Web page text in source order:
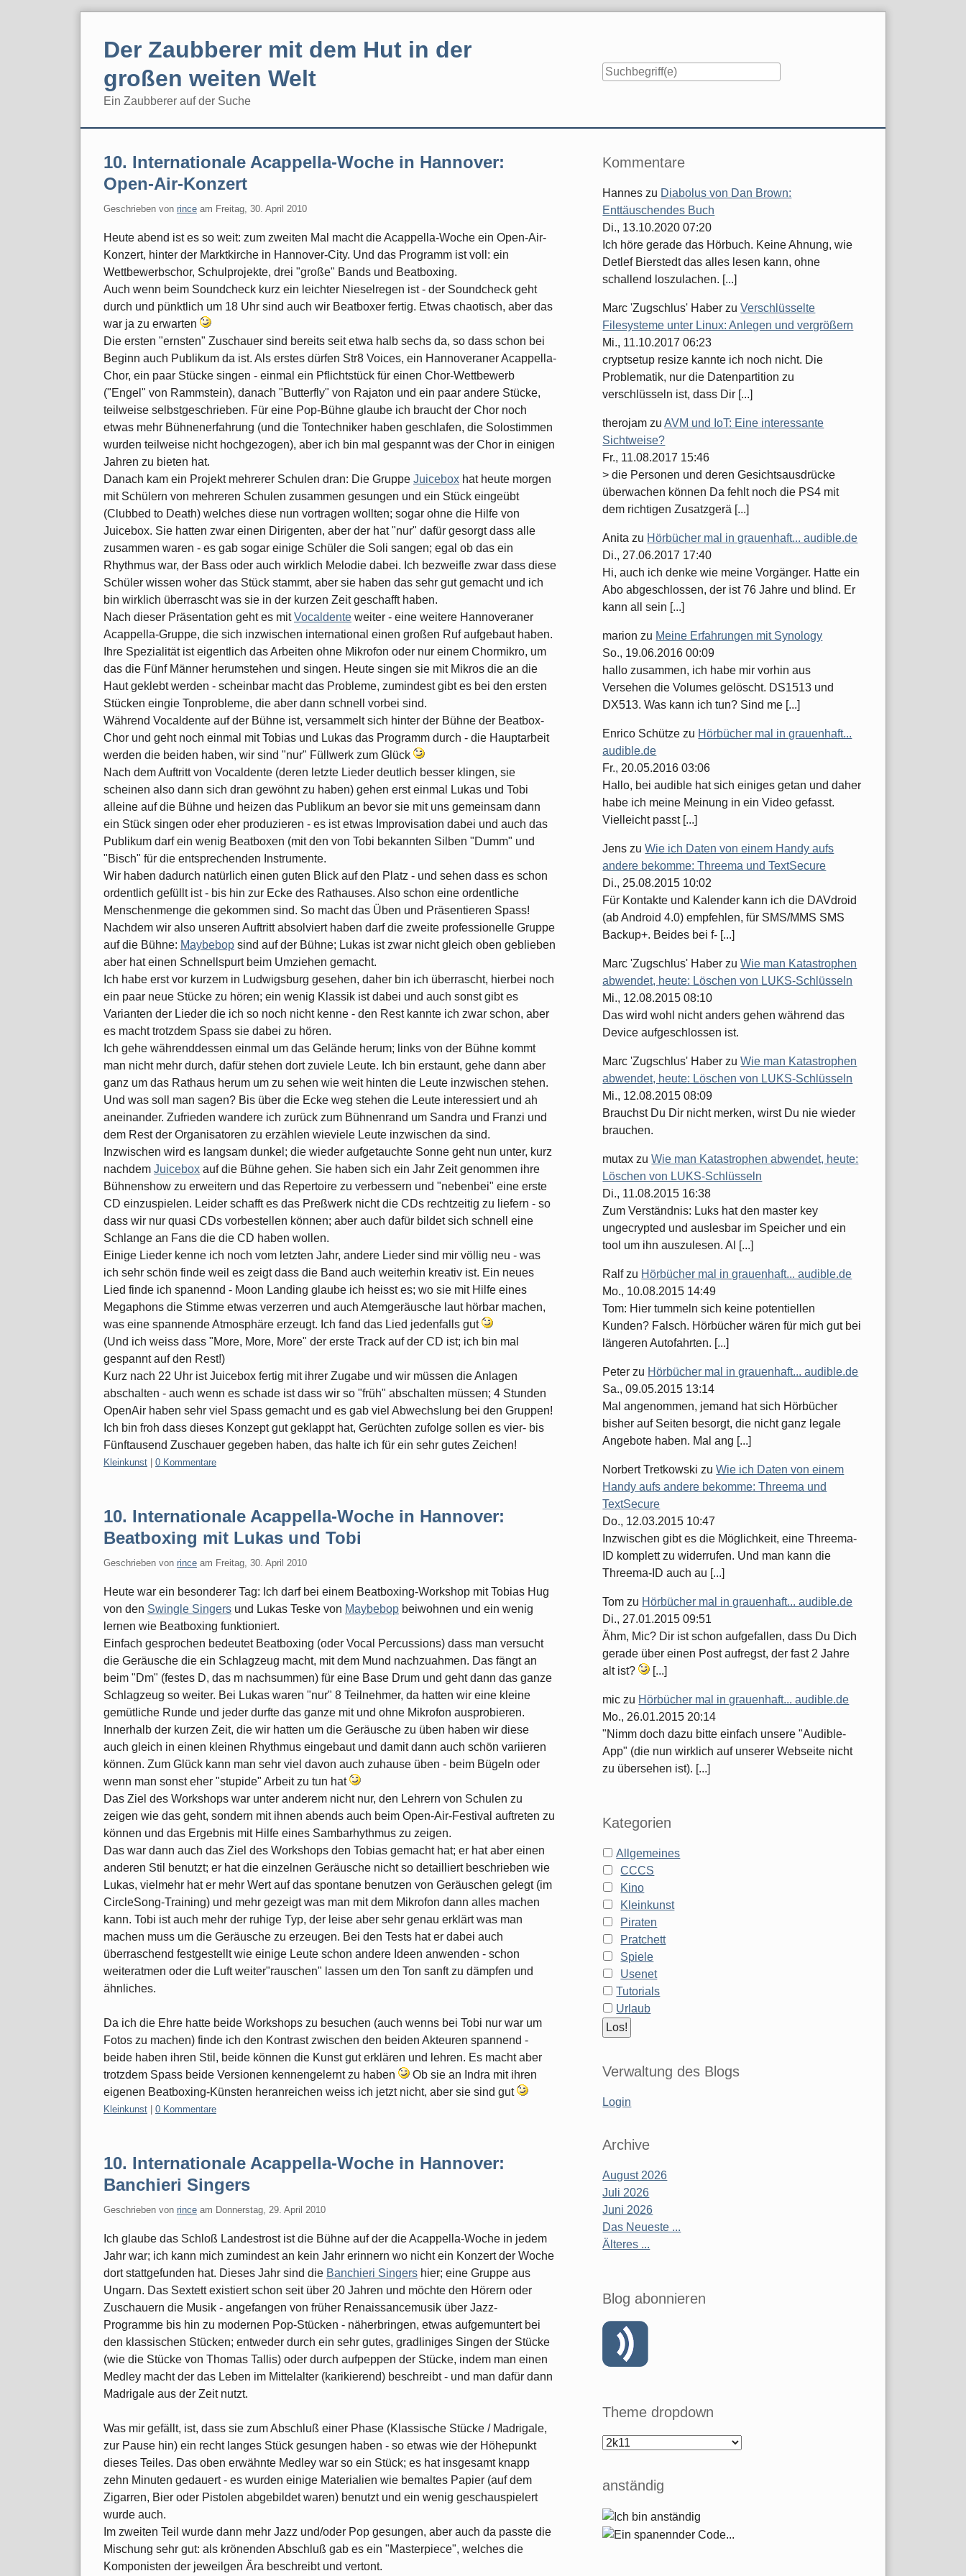
Der Zaubberer mit dem Hut in der
großen weiten Welt
Ein Zaubberer auf der Suche
10. Internationale Acappella-Woche in Hannover:
Open-Air-Konzert
Geschrieben von rince am Freitag, 30. April 2010
Heute abend ist es so weit: zum zweiten Mal macht die Acappella-Woche ein Open-Air-
Konzert, hinter der Marktkirche in Hannover-City. Und das Programm ist voll: ein
Wettbewerbschor, Schulprojekte, drei "große" Bands und Beatboxing.
Auch wenn beim Soundcheck kurz ein leichter Nieselregen ist - der Soundcheck geht
durch und pünktlich um 18 Uhr sind auch wir Beatboxer fertig. Etwas chaotisch, aber das
war ja zu erwarten
Die ersten "ernsten" Zuschauer sind bereits seit etwa halb sechs da, so dass schon bei
Beginn auch Publikum da ist. Als erstes dürfen Str8 Voices, ein Hannoveraner Acappella-
Chor, ein paar Stücke singen - einmal ein Pflichtstück für einen Chor-Wettbewerb
("Engel" von Rammstein), danach "Butterfly" von Rajaton und ein paar andere Stücke,
teilweise selbstgeschrieben. Für eine Pop-Bühne glaube ich braucht der Chor noch
etwas mehr Bühnenerfahrung (und die Tontechniker haben geschlafen, die Solostimmen
wurden teilweise nicht hochgezogen), aber ich bin mal gespannt was der Chor in einigen
Jahren zu bieten hat.
Danach kam ein Projekt mehrerer Schulen dran: Die Gruppe Juicebox hat heute morgen
mit Schülern von mehreren Schulen zusammen gesungen und ein Stück eingeübt
(Clubbed to Death) welches diese nun vortragen wollten; sogar ohne die Hilfe von
Juicebox. Sie hatten zwar einen Dirigenten, aber der hat "nur" dafür gesorgt dass alle
zusammen waren - es gab sogar einige Schüler die Soli sangen; egal ob das ein
Rhythmus war, der Bass oder auch wirklich Melodie dabei. Ich bezweifle zwar dass diese
Schüler wissen woher das Stück stammt, aber sie haben das sehr gut gemacht und ich
bin wirklich überrascht was sie in der kurzen Zeit geschafft haben.
Nach dieser Präsentation geht es mitVocaldente weiter - eine weitere Hannoveraner
Acappella-Gruppe, die sich inzwischen international einen großen Ruf aufgebaut haben.
Ihre Spezialität ist eigentlich das Arbeiten ohne Mikrofon oder nur einem Chormikro, um
das die Fünf Männer herumstehen und singen. Heute singen sie mit Mikros die an die
Haut geklebt werden - scheinbar macht das Probleme, zumindest gibt es bei den ersten
Stücken eingie Tonprobleme, die aber dann schnell vorbei sind.
Während Vocaldente auf der Bühne ist, versammelt sich hinter der Bühne der Beatbox-
Chor und geht noch einmal mit Tobias und Lukas das Programm durch - die Hauptarbeit
werden die beiden haben, wir sind "nur" Füllwerk zum Glück
Nach dem Auftritt von Vocaldente (deren letzte Lieder deutlich besser klingen, sie
scheinen also dann sich dran gewöhnt zu haben) gehen erst einmal Lukas und Tobi
alleine auf die Bühne und heizen das Publikum an bevor sie mit uns gemeinsam dann
ein Stück singen oder eher produzieren - es ist etwas Improvisation dabei und auch das
Publikum darf ein wenig Beatboxen (mit den von Tobi bekannten Silben "Dumm" und
"Bisch" für die entsprechenden Instrumente.
Wir haben dadurch natürlich einen guten Blick auf den Platz - und sehen dass es schon
ordentlich gefüllt ist - bis hin zur Ecke des Rathauses. Also schon eine ordentliche
Menschenmenge die gekommen sind. So macht das Üben und Präsentieren Spass!
Nachdem wir also unseren Auftritt absolviert haben darf die zweite professionelle Gruppe
auf die Bühne: Maybebop sind auf der Bühne; Lukas ist zwar nicht gleich oben geblieben
aber hat einen Schnellspurt beim Umziehen gemacht.
Ich habe erst vor kurzem in Ludwigsburg gesehen, daher bin ich überrascht, hierbei noch
ein paar neue Stücke zu hören; ein wenig Klassik ist dabei und auch sonst gibt es
Varianten der Lieder die ich so noch nicht kenne - den Rest kannte ich zwar schon, aber
es macht trotzdem Spass sie dabei zu hören.
Ich gehe währenddessen einmal um das Gelände herum; links von der Bühne kommt
man nicht mehr durch, dafür stehen dort zuviele Leute. Ich bin erstaunt, gehe dann aber
ganz um das Rathaus herum um zu sehen wie weit hinten die Leute inzwischen stehen.
Und was soll man sagen? Bis über die Ecke weg stehen die Leute interessiert und ah
aneinander. Zufrieden wandere ich zurück zum Bühnenrand um Sandra und Franzi und
dem Rest der Organisatoren zu erzählen wieviele Leute inzwischen da sind.
Inzwischen wird es langsam dunkel; die wieder aufgetauchte Sonne geht nun unter, kurz
nachdem Juicebox auf die Bühne gehen. Sie haben sich ein Jahr Zeit genommen ihre
Bühnenshow zu erweitern und das Repertoire zu verbessern und "nebenbei" eine erste
CD einzuspielen. Leider schafft es das Preßwerk nicht die CDs rechtzeitig zu liefern - so
dass wir nur quasi CDs vorbestellen können; aber auch dafür bildet sich schnell eine
Schlange an Fans die die CD haben wollen.
Einige Lieder kenne ich noch vom letzten Jahr, andere Lieder sind mir völlig neu - was
ich sehr schön finde weil es zeigt dass die Band auch weiterhin kreativ ist. Ein neues
Lied finde ich spanennd - Moon Landing glaube ich heisst es; wo sie mit Hilfe eines
Megaphons die Stimme etwas verzerren und auch Atemgeräusche laut hörbar machen,
was eine spannende Atmosphäre erzeugt. Ich fand das Lied jedenfalls gut
(Und ich weiss dass "More, More, More" der erste Track auf der CD ist; ich bin mal
gespannt auf den Rest!)
Kurz nach 22 Uhr ist Juicebox fertig mit ihrer Zugabe und wir müssen die Anlagen
abschalten - auch wenn es schade ist dass wir so "früh" abschalten müssen; 4 Stunden
OpenAir haben sehr viel Spass gemacht und es gab viel Abwechslung bei den Gruppen!
Ich bin froh dass dieses Konzept gut geklappt hat, Gerüchten zufolge sollen es vier- bis
Fünftausend Zuschauer gegeben haben, das halte ich für ein sehr gutes Zeichen!
Kategorien:
Kleinkunst 0 Kommentare
10. Internationale Acappella-Woche in Hannover:
Beatboxing mit Lukas und Tobi
Geschrieben von rince am Freitag, 30. April 2010
Heute war ein besonderer Tag: Ich darf bei einem Beatboxing-Workshop mit Tobias Hug
von den Swingle Singers und Lukas Teske von Maybebop beiwohnen und ein wenig
lernen wie Beatboxing funktioniert.
Einfach gesprochen bedeutet Beatboxing (oder Vocal Percussions) dass man versucht
die Geräusche die ein Schlagzeug macht, mit dem Mund nachzuahmen. Das fängt an
beim "Dm" (festes D, das m nachsummen) für eine Base Drum und geht dann das ganze
Schlagzeug so weiter. Bei Lukas waren "nur" 8 Teilnehmer, da hatten wir eine kleine
gemütliche Runde und jeder durfte das ganze mit und ohne Mikrofon ausprobieren.
Innerhalb der kurzen Zeit, die wir hatten um die Geräusche zu üben haben wir diese
auch gleich in einen kleinen Rhythmus eingebaut und damit dann auch schön variieren
können. Zum Glück kann man sehr viel davon auch zuhause üben - beim Bügeln oder
wenn man sonst eher "stupide" Arbeit zu tun hat
Das Ziel des Workshops war unter anderem nicht nur, den Lehrern von Schulen zu
zeigen wie das geht, sondern mit ihnen abends auch beim Open-Air-Festival auftreten zu
können und das Ergebnis mit Hilfe eines Sambarhythmus zu zeigen.
Das war dann auch das Ziel des Workshops den Tobias gemacht hat; er hat aber einen
anderen Stil benutzt; er hat die einzelnen Geräusche nicht so detailliert beschrieben wie
Lukas, vielmehr hat er mehr Wert auf das spontane benutzen von Geräuschen gelegt (im
CircleSong-Training) und mehr gezeigt was man mit dem Mikrofon dann alles machen
kann. Tobi ist auch mehr der ruhige Typ, der leise aber sehr genau erklärt was man
machen muss um die Geräusche zu erzeugen. Bei den Tests hat er dabei auch
überraschend festgestellt wie einige Leute schon andere Ideen anwenden - schon
weiteratmen oder die Luft weiter"rauschen" lassen um den Ton sanft zu dämpfen und
ähnliches.
Da ich die Ehre hatte beide Workshops zu besuchen (auch wenns bei Tobi nur war um
Fotos zu machen) finde ich den Kontrast zwischen den beiden Akteuren spannend -
beide haben ihren Stil, beide können die Kunst gut erklären und lehren. Es macht aber
trotzdem Spass beide Versionen kennengelernt zu haben
Ob sie an Indra mit ihren
eigenen Beatboxing-Künsten heranreichen weiss ich jetzt nicht, aber sie sind gut
Kategorien:
Kleinkunst 0 Kommentare
10. Internationale Acappella-Woche in Hannover:
Banchieri Singers
Geschrieben von rince am Donnerstag, 29. April 2010
Ich glaube das Schloß Landestrost ist die Bühne auf der die Acappella-Woche in jedem
Jahr war; ich kann mich zumindest an kein Jahr erinnern wo nicht ein Konzert der Woche
dort stattgefunden hat. Dieses Jahr sind die Banchieri Singers hier; eine Gruppe aus
Ungarn. Das Sextett existiert schon seit über 20 Jahren und möchte den Hörern oder
Zuschauern die Musik - angefangen von früher Renaissancemusik über Jazz-
Programme bis hin zu modernen Pop-Stücken - näherbringen, etwas aufgemuntert bei
den klassischen Stücken; entweder durch ein sehr gutes, gradliniges Singen der Stücke
(wie die Stücke von Thomas Tallis) oder durch aufpeppen der Stücke, indem man einen
Medley macht der das Leben im Mittelalter (karikierend) beschreibt - und man dafür dann
Madrigale aus der Zeit nutzt.
Was mir gefällt, ist, dass sie zum Abschluß einer Phase (Klassische Stücke / Madrigale,
zur Pause hin) ein recht langes Stück gesungen haben - so etwas wie der Höhepunkt
dieses Teiles. Das oben erwähnte Medley war so ein Stück; es hat insgesamt knapp
zehn Minuten gedauert - es wurden einige Materialien wie bemaltes Papier (auf dem
Zigarren, Bier oder Pistolen abgebildet waren) benutzt und ein wenig geschauspielert
wurde auch.
Im zweiten Teil wurde dann mehr Jazz und/oder Pop gesungen, aber auch da passte die
Mischung sehr gut: als krönenden Abschluß gab es ein "Masterpiece", welches die
Komponisten der jeweilgen Ära beschreibt und vertont.
Seitenleiste
Kommentare
Hannes zu Diabolus von Dan Brown:
Enttäuschendes Buch
Di., 13.10.2020 07:20
Ich höre gerade das Hörbuch. Keine Ahnung, wie
Detlef Bierstedt das alles lesen kann, ohne
schallend loszulachen. [...]
Marc 'Zugschlus' Haber zuVerschlüsselte
Filesysteme unter Linux: Anlegen und vergrößern
Mi., 11.10.2017 06:23
cryptsetup resize kannte ich noch nicht. Die
Problematik, nur die Datenpartition zu
verschlüsseln ist, dass Dir [...]
therojam zuAVM und IoT: Eine interessante
Sichtweise?
Fr., 11.08.2017 15:46
> die Personen und deren Gesichtsausdrücke
überwachen können Da fehlt noch die PS4 mit
dem richtigen Zusatzgerä [...]
Anita zu Hörbücher mal in grauenhaft... audible.de
Di., 27.06.2017 17:40
Hi, auch ich denke wie meine Vorgänger. Hatte ein
Abo abgeschlossen, der ist 76 Jahre und blind. Er
kann all sein [...]
marion zu Meine Erfahrungen mit Synology
So., 19.06.2016 00:09
hallo zusammen, ich habe mir vorhin aus
Versehen die Volumes gelöscht. DS1513 und
DX513. Was kann ich tun? Sind me [...]
Enrico Schütze zu Hörbücher mal in grauenhaft...
audible.de
Fr., 20.05.2016 03:06
Hallo, bei audible hat sich einiges getan und daher
habe ich meine Meinung in ein Video gefasst.
Vielleicht passt [...]
Jens zuWie ich Daten von einem Handy aufs
andere bekomme: Threema und TextSecure
Di., 25.08.2015 10:02
Für Kontakte und Kalender kann ich die DAVdroid
(ab Android 4.0) empfehlen, für SMS/MMS SMS
Backup+. Beides bei f- [...]
Marc 'Zugschlus' Haber zuWie man Katastrophen
abwendet, heute: Löschen von LUKS-Schlüsseln
Mi., 12.08.2015 08:10
Das wird wohl nicht anders gehen während das
Device aufgeschlossen ist.
Marc 'Zugschlus' Haber zuWie man Katastrophen
abwendet, heute: Löschen von LUKS-Schlüsseln
Mi., 12.08.2015 08:09
Brauchst Du Dir nicht merken, wirst Du nie wieder
brauchen.
mutax zuWie man Katastrophen abwendet, heute:
Löschen von LUKS-Schlüsseln
Di., 11.08.2015 16:38
Zum Verständnis: Luks hat den master key
ungecrypted und auslesbar im Speicher und ein
tool um ihn auszulesen. Al [...]
Ralfzu Hörbücher mal in grauenhaft... audible.de
Mo., 10.08.2015 14:49
Tom: Hier tummeln sich keine potentiellen
Kunden? Falsch. Hörbücher wären für mich gut bei
längeren Autofahrten. [...]
Peter zu Hörbücher mal in grauenhaft... audible.de
Sa., 09.05.2015 13:14
Mal angenommen, jemand hat sich Hörbücher
bisher auf Seiten besorgt, die nicht ganz legale
Angebote haben. Mal ang [...]
Norbert Tretkowski zuWie ich Daten von einem
Handy aufs andere bekomme: Threema und
TextSecure
Do., 12.03.2015 10:47
Inzwischen gibt es die Möglichkeit, eine Threema-
ID komplett zu widerrufen. Und man kann die
Threema-ID auch au [...]
Tom zu Hörbücher mal in grauenhaft... audible.de
Di., 27.01.2015 09:51
Ähm, Mic? Dir ist schon aufgefallen, dass Du Dich
gerade über einen Post aufregst, der fast 2 Jahre
alt ist?
[...]
mic zu Hörbücher mal in grauenhaft... audible.de
Mo., 26.01.2015 20:14
"Nimm doch dazu bitte einfach unsere "Audible-
App" (die nun wirklich auf unserer Webseite nicht
zu übersehen ist). [...]
Kategorien
Allgemeines
CCCS
Kino
Kleinkunst
Piraten
Pratchett
Spiele
Usenet
Tutorials
Urlaub
Verwaltung des Blogs
Login
Archive
August 2026
Juli 2026
Juni 2026
Das Neueste ...
Älteres ...
Blog abonnieren
Theme dropdown
anständig